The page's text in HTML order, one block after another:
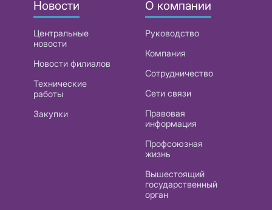
Новости
Центральные
новости
Новости филиалов
Технические
работы
Закупки
О компании
Руководство
Компания
Сотрудничество
Сети связи
Правовая
информация
Профсоюзная
жизнь
Вышестоящий
государственный
орган